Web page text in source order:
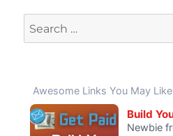
De
–
Search
for: